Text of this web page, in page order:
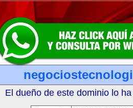
El dueño de este dominio lo